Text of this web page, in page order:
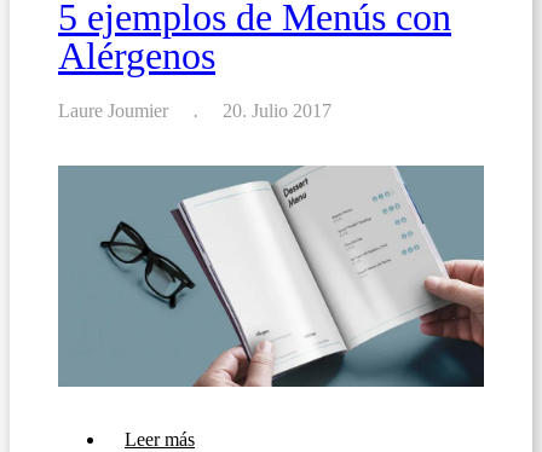
5 ejemplos de Menús con
Alérgenos
Laure Joumier 20. Julio 2017
Leer más